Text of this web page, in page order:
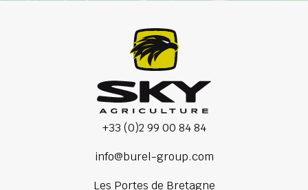
+33 (0)2 99 00 84 84
info@burel-group.com
Les Portes de Bretagne